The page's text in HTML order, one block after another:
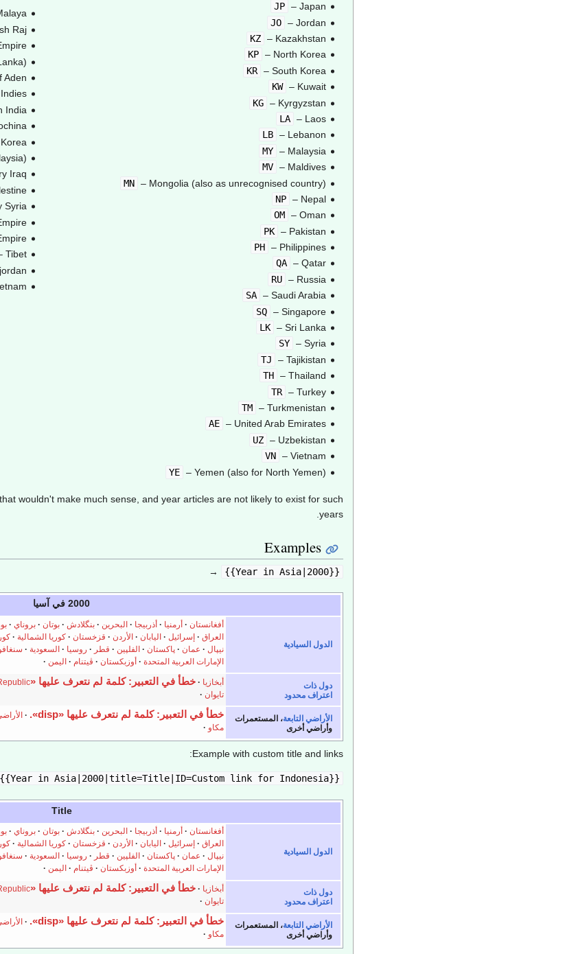
JP – Japan
JO – Jordan
KZ – Kazakhstan
KP – North Korea
KR – South Korea
KW – Kuwait
KG – Kyrgyzstan
LA – Laos
LB – Lebanon
MY – Malaysia
MV – Maldives
MN – Mongolia (also as unrecognised country)
NP – Nepal
OM – Oman
PK – Pakistan
PH – Philippines
QA – Qatar
RU – Russia
SA – Saudi Arabia
SQ – Singapore
LK – Sri Lanka
SY – Syria
TJ
– Tajikistan
TH – Thailand
TR – Turkey
TM – Turkmenistan
AE – United Arab Emirates
UZ – Uzbekistan
VN – Vietnam
YE – Yemen (also for North Yemen)
Raj
Aden
India
Iraq
Syria
Tibet
wouldn't make much sense, and year articles are not likely to exist for such
years.
Examples
{{Year in Asia|2000}}
→
2000 في آسيا
الدول السيادية
أفغانستان أرمنيا أذربيجا البحرين بنگلادش بوتان بروناي
العراق
إسرائيل اليابان الأردن قزخستان كوريا الشمالية
نيپال
عمان پاكستان الفلپين قطر روسيا السعودية
الإمارات العربية المتحدة
أوزبكستان ڤيتنام اليمن
دول ذات
اعتراف محدود
أبخازيا خطأ في التعبير: كلمة لم نتعرف عليها «disp».
تايوان
الأراضي التابعة، المستعمرات
وأراضي أخرى
خطأ في التعبير: كلمة لم نتعرف عليها «disp».
مكاو
Example with custom title and links:
{{Year in Asia|2000|title=Title|ID=Custom link for Indonesia}}
Title
الدول السيادية
أفغانستان أرمنيا أذربيجا البحرين بنگلادش بوتان بروناي
العراق
إسرائيل اليابان الأردن قزخستان كوريا الشمالية
نيپال
عمان پاكستان الفلپين قطر روسيا السعودية
الإمارات العربية المتحدة
أوزبكستان ڤيتنام اليمن
دول ذات
اعتراف محدود
أبخازيا خطأ في التعبير: كلمة لم نتعرف عليها «disp».
تايوان
الأراضي التابعة، المستعمرات
وأراضي أخرى
خطأ في التعبير: كلمة لم نتعرف عليها «disp».
مكاو